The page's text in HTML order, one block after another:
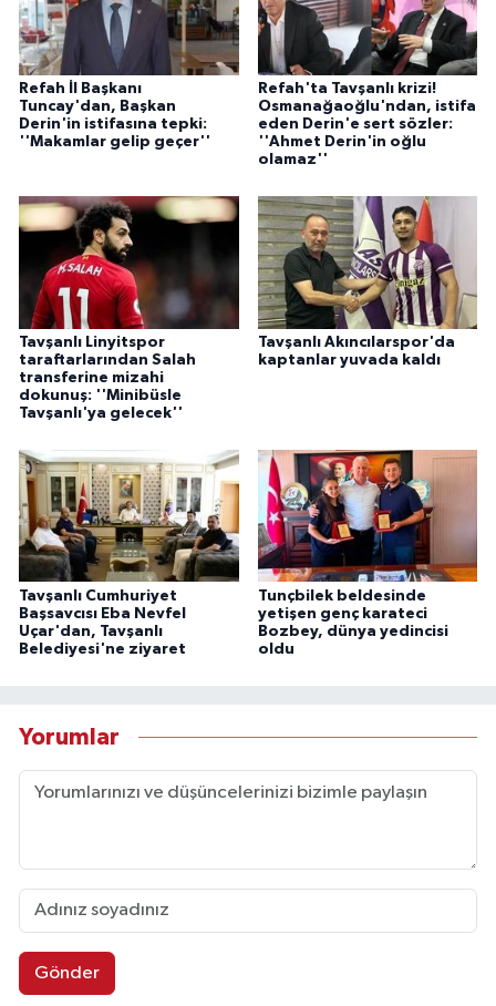
Refah İl Başkanı
Tuncay'dan, Başkan
Derin'in istifasına tepki:
''Makamlar gelip geçer''
Refah'ta Tavşanlı krizi!
Osmanağaoğlu'ndan, istifa
eden Derin'e sert sözler:
''Ahmet Derin'in oğlu
olamaz''
Tavşanlı Linyitspor
taraftarlarından Salah
transferine mizahi
dokunuş: ''Minibüsle
Tavşanlı'ya gelecek''
Tavşanlı Akıncılarspor'da
kaptanlar yuvada kaldı
Tavşanlı Cumhuriyet
Başsavcısı Eba Nevfel
Uçar'dan, Tavşanlı
Belediyesi'ne ziyaret
Tunçbilek beldesinde
yetişen genç karateci
Bozbey, dünya yedincisi
oldu
Yorumlar
Gönder